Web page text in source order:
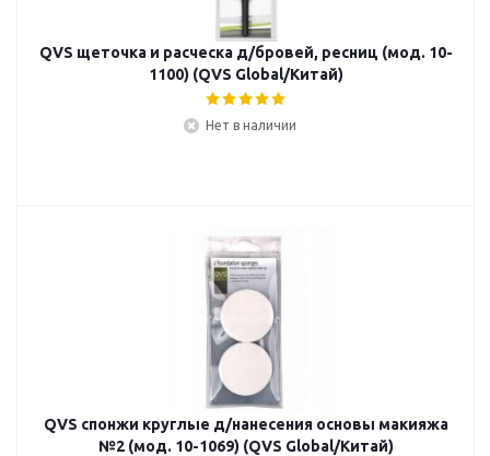
QVS щеточка и расческа д/бровей, ресниц (мод. 10-
1100) (QVS Global/Китай)
Нет в наличии
QVS спонжи круглые д/нанесения основы макияжа
№2 (мод. 10-1069) (QVS Global/Китай)